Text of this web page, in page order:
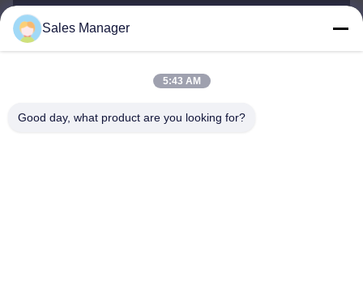
001-512-7443871
Sales Manager
5:43 AM
Good day, what product are you looking for?